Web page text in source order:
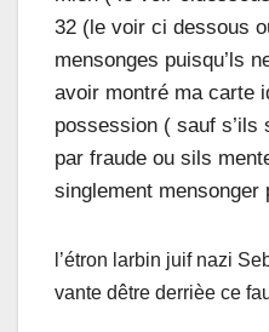
32 (le voir ci dessous
mensonges puisqu’ls
avoir montré ma carte
possession ( sauf
par fraude ou sils
singlement mensonger
l’étron larbin juif nazi
vante dêtre derrièe ce